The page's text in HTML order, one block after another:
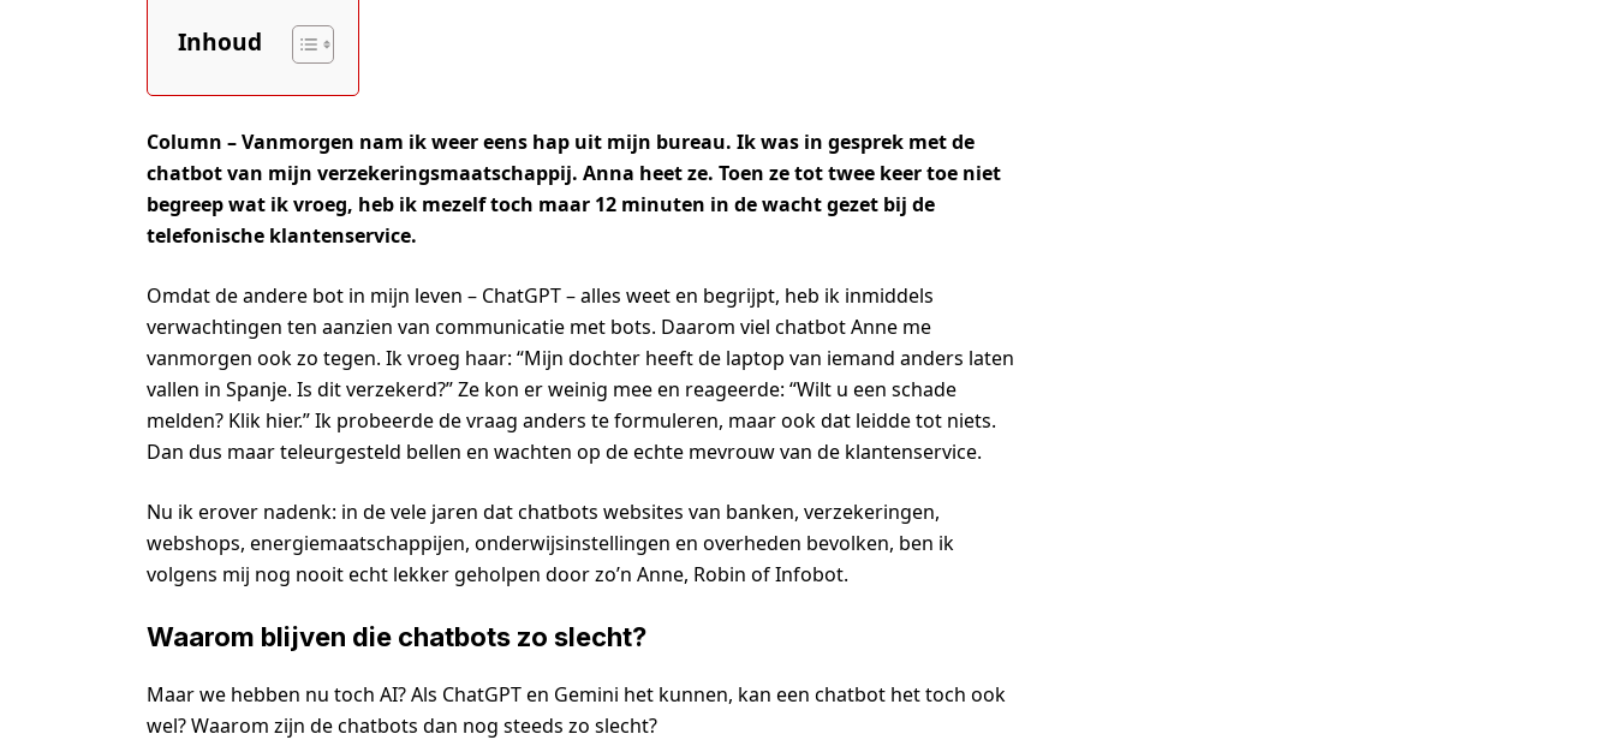
Inhoud
Column – Vanmorgen nam ik weer eens hap uit mijn bureau. Ik was in gesprek met de
chatbot van mijn verzekeringsmaatschappij. Anna heet ze. Toen ze tot twee keer toe niet
begreep wat ik vroeg, heb ik mezelf toch maar 12 minuten in de wacht gezet bij de
telefonische klantenservice.
Omdat de andere bot in mijn leven – ChatGPT – alles weet en begrijpt, heb ik inmiddels
verwachtingen ten aanzien van communicatie met bots. Daarom viel chatbot Anne me
vanmorgen ook zo tegen. Ik vroeg haar: “Mijn dochter heeft de laptop van iemand anders laten
vallen in Spanje. Is dit verzekerd?” Ze kon er weinig mee en reageerde: “Wilt u een schade
melden? Klik hier.” Ik probeerde de vraag anders te formuleren, maar ook dat leidde tot niets.
Dan dus maar teleurgesteld bellen en wachten op de echte mevrouw van de klantenservice.
Nu ik erover nadenk: in de vele jaren dat chatbots websites van banken, verzekeringen,
webshops, energiemaatschappijen, onderwijsinstellingen en overheden bevolken, ben ik
volgens mij nog nooit echt lekker geholpen door zo’n Anne, Robin of Infobot.
Waarom blijven die chatbots zo slecht?
Maar we hebben nu toch AI? Als ChatGPT en Gemini het kunnen, kan een chatbot het toch ook
wel? Waarom zijn de chatbots dan nog steeds zo slecht?